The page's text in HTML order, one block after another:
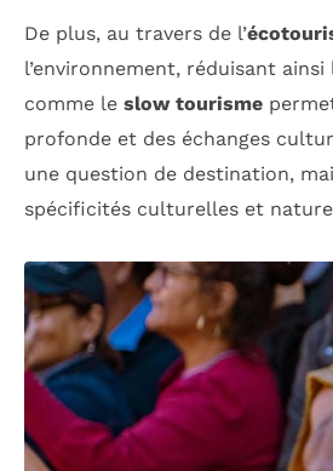
De plus, au travers de l’
l’environnement, réduisant
comme le slow tourisme
profonde et des échanges
une question de destination,
spécificités culturelles et